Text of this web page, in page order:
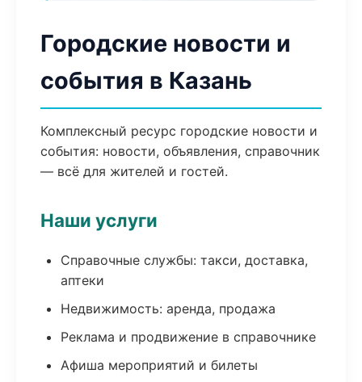
Городские новости и
события в Казань
Комплексный ресурс городские новости и
события: новости, объявления, справочник
— всё для жителей и гостей.
Наши услуги
Справочные службы: такси, доставка,
аптеки
Недвижимость: аренда, продажа
Реклама и продвижение в справочнике
Афиша мероприятий и билеты